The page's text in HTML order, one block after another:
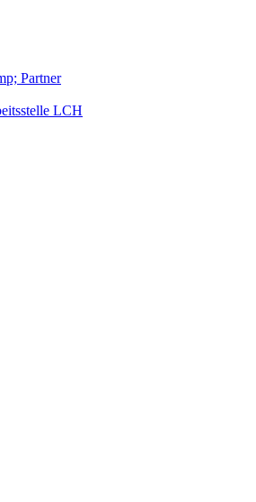
Partner
LCH